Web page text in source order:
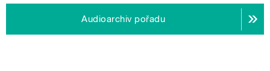
Audioarchiv pořadu